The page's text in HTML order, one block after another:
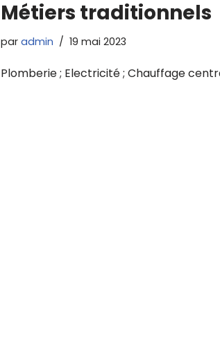
Métiers traditionnels
par admin 19 mai 2023
Plomberie ; Electricité ; Chauffage